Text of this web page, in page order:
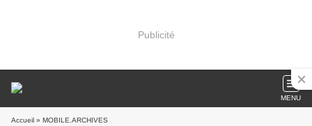
Publicité
MENU
Accueil » MOBILE.ARCHIVES